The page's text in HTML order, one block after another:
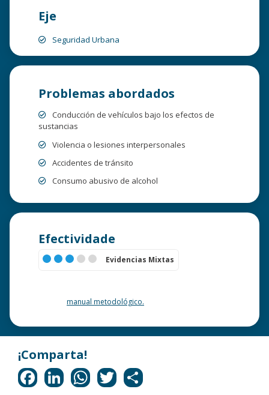
Eje
Seguridad Urbana
Problemas abordados
Conducción de vehículos bajo los efectos de
sustancias
Violencia o lesiones interpersonales
Accidentes de tránsito
Consumo abusivo de alcohol
Efectividade
Evidencias Mixtas
manual metodológico.